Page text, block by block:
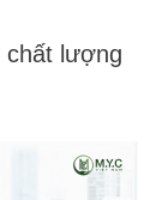
chất lượng